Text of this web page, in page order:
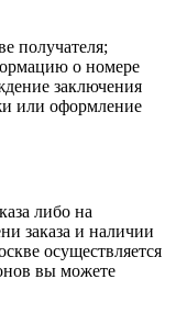
получателя;
о номере
заключения
или оформление
либо на
заказа и наличии
осуществляется
вы можете